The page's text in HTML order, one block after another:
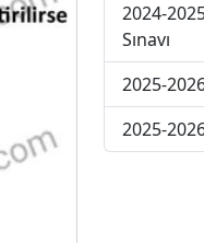
2024-
Sınavı
2025-
2025-